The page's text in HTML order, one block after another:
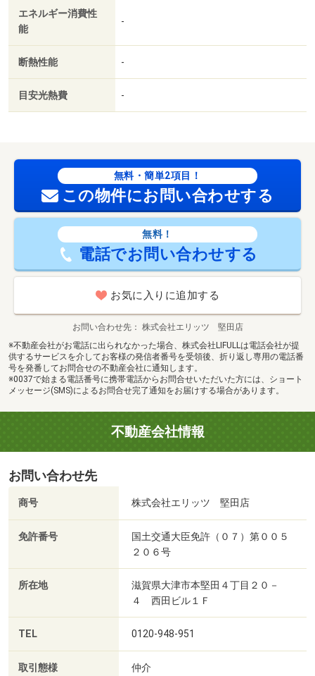
エネルギー消費性
能
-
断熱性能 -
目安光熱費 -
無料・簡単2項目！
この物件にお問い合わせする
無料！
電話でお問い合わせする
お気に入りに追加する
お問い合わせ先
株式会社エリッツ 堅田店
※不動産会社がお電話に出られなかった場合、株式会社LIFULLは電話会社が提
供するサービスを介してお客様の発信者番号を受領後、折り返し専用の電話番
号を発番してお問合せの不動産会社に通知します。
※0037で始まる電話番号に携帯電話からお問合せいただいた方には、ショート
メッセージ(SMS)によるお問合せ完了通知をお届けする場合があります。
不動産会社情報
お問い合わせ先
商号 株式会社エリッツ 堅田店
免許番号
国土交通大臣免許（０７）第００５
２０６号
所在地
滋賀県大津市本堅田４丁目２０－
４ 西田ビル１Ｆ
TEL 0120-948-951
取引態様 仲介